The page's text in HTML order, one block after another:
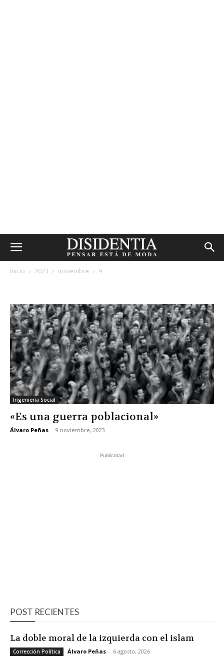
Inicio 2023 noviembre 9
Ingeniería Social
«Es una guerra poblacional»
Álvaro Peñas - 9 noviembre, 2023
Publicidad
POST RECIENTES
La doble moral de la izquierda con el islam
Corrección Política Álvaro Peñas - 6 agosto, 2026